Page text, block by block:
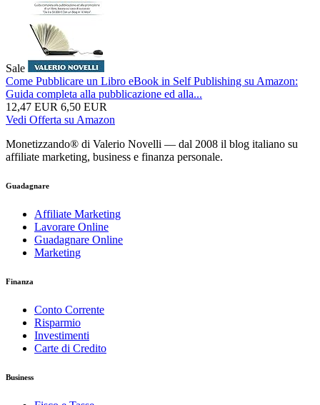
Sale
Come Pubblicare un Libro eBook in Self Publishing su Amazon:
Guida completa alla pubblicazione ed alla...
12,47 EUR 6,50 EUR
Vedi Offerta su Amazon
Monetizzando® di Valerio Novelli — dal 2008 il blog italiano su
affiliate marketing, business e finanza personale.
Guadagnare
Affiliate Marketing
Lavorare Online
Guadagnare Online
Marketing
Finanza
Conto Corrente
Risparmio
Investimenti
Carte di Credito
Business